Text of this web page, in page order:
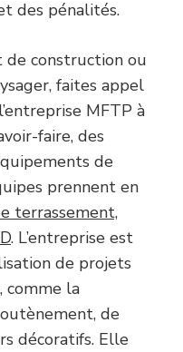
des pénalités.
construction ou
faites appel
MFTP à
faire, des
de
prennent en
terrassement,
. L’entreprise est
de projets
comme la
de
décoratifs. Elle